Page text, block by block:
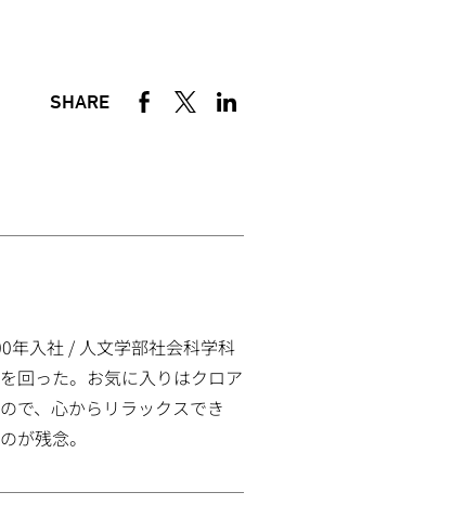
SHARE
年入社 / 人文学部社会科学科
回った。お気に入りはクロア
で、心からリラックスでき
が残念。